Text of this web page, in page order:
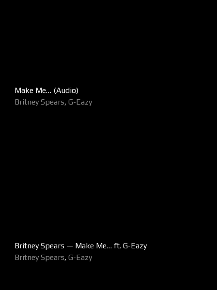
Make Me… (Audio)
Britney Spears, G-Eazy
Britney Spears — Make Me… ft. G-Eazy
Britney Spears, G-Eazy